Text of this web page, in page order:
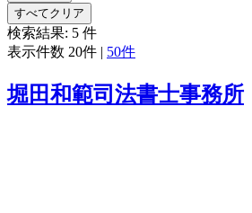
すべてクリア
検索結果: 5 件
表示件数 20件 | 50件
堀田和範司法書士事務所